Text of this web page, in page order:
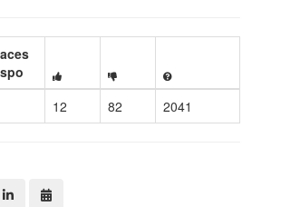
12 82 2041